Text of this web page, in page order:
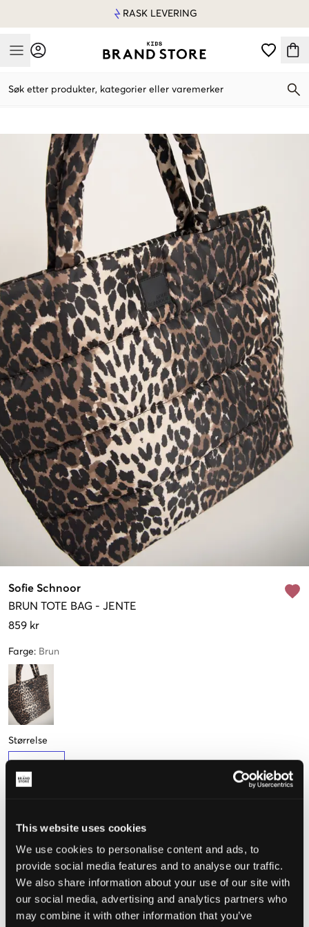
This website uses cookies
We use cookies to personalise content and ads, to
provide social media features and to analyse our traffic.
We also share information about your use of our site with
our social media, advertising and analytics partners who
may combine it with other information that you’ve
RASK LEVERING
Mobile Menu
Søk etter produkter, kategorier eller varemerker
Sofie Schnoor
BRUN TOTE BAG - JENTE
859 kr
Farge: Brun
Størrelse
One Size
Opplevd størrelse
Liten
STØRRELSESTABELL